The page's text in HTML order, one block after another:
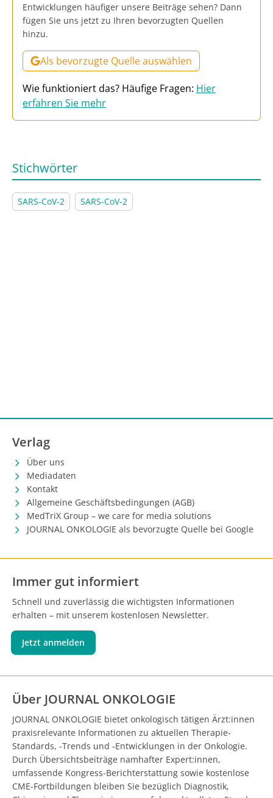
Entwicklungen häufiger unsere Beiträge sehen? Dann
fügen Sie uns jetzt zu Ihren bevorzugten Quellen
hinzu.
Als bevorzugte Quelle auswählen
Wie funktioniert das? Häufige Fragen: Hier
erfahren Sie mehr
Stichwörter
SARS-CoV-2 SARS-CoV-2
Verlag
Über uns
Mediadaten
Kontakt
Allgemeine Geschäftsbedingungen (AGB)
MedTriX Group – we care for media solutions
JOURNAL ONKOLOGIE als bevorzugte Quelle bei Google
Immer gut informiert
Schnell und zuverlässig die wichtigsten Informationen
erhalten – mit unserem kostenlosen Newsletter.
Jetzt anmelden
Über JOURNAL ONKOLOGIE
JOURNAL ONKOLOGIE bietet onkologisch tätigen Ärzt:innen
praxisrelevante Informationen zu aktuellen Therapie-
Standards, -Trends und -Entwicklungen in der Onkologie.
Durch Übersichtsbeiträge namhafter Expert:innen,
umfassende Kongress-Berichterstattung sowie kostenlose
CME-Fortbildungen bleiben Sie bezüglich Diagnostik,